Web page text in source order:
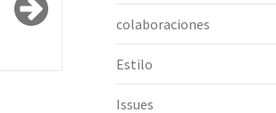
colaboraciones
Estilo
Issues